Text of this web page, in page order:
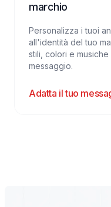
marchio
Personalizza i tuoi
all'identità del tuo
stili, colori e
messaggio.
Adatta il tuo